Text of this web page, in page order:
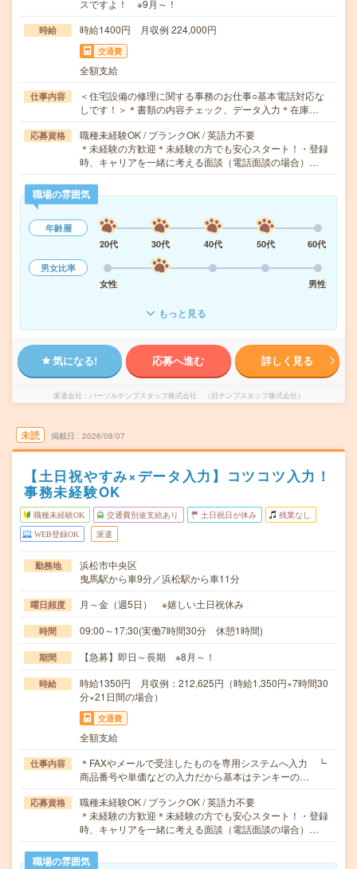
スですよ！ ※9月～！
時給 時給1400円 月収例 224,000円
交通費
全額支給
仕事内容
＜住宅設備の修理に関する事務のお仕事○基本電話対応な
しです！＞＊書類の内容チェック、データ入力＊在庫…
応募資格
職種未経験OK / ブランクOK / 英語力不要
＊未経験の方歓迎＊未経験の方でも安心スタート！・登録
時、キャリアを一緒に考える面談（電話面談の場合）…
職場の雰囲気
年齢層
20代
30代 40代 50代
60代
男女比率
女性
男性
もっと見る
気になる! 応募へ進む 詳しく見る
派遣会社 パーソルテンプスタッフ株式会社 （旧テンプスタッフ株式会社）
未読 掲載日 2026/08/07
【土日祝やすみ×データ入力】コツコツ入力！
事務未経験OK
職種未経験OK 交通費別途支給あり 土日祝日が休み 残業なし
WEB登録OK 派遣
勤務地
浜松市中央区
曳馬駅から車9分／浜松駅から車11分
曜日頻度 月～金（週5日） ※嬉しい土日祝休み
時間 09:00～17:30(実働7時間30分 休憩1時間)
期間 【急募】即日～長期 ※8月～！
時給
時給1350円 月収例：212,625円（時給1,350円×7時間30
分×21日間の場合）
交通費
全額支給
仕事内容
＊FAXやメールで受注したものを専用システムへ入力 ┗
商品番号や単価などの入力だから基本はテンキーの…
応募資格
職種未経験OK / ブランクOK / 英語力不要
＊未経験の方歓迎＊未経験の方でも安心スタート！・登録
時、キャリアを一緒に考える面談（電話面談の場合）…
職場の雰囲気